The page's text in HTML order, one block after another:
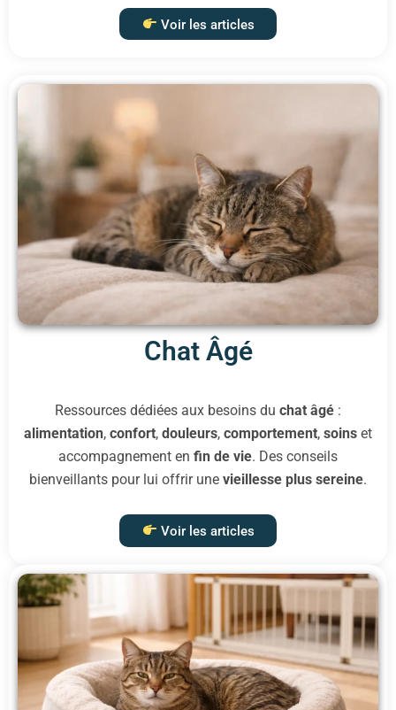
Voir les articles
Chat Âgé
Ressources dédiées aux besoins du chat âgé :
alimentation, confort, douleurs, comportement, soins et
accompagnement en fin de vie. Des conseils
bienveillants pour lui offrir une vieillesse plus sereine.
Voir les articles